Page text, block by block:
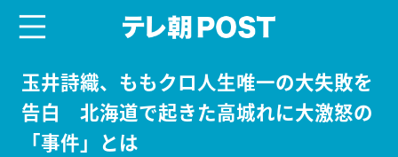
玉井詩織、ももクロ人生唯一の大失敗を
告白 北海道で起きた高城れに大激怒の
「事件」とは